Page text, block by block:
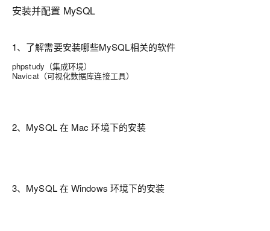
安装并配置 MySQL
1、了解需要安装哪些MySQL相关的软件
phpstudy（集成环境）
Navicat（可视化数据库连接工具）
2、MySQL 在 Mac 环境下的安装
3、MySQL 在 Windows 环境下的安装